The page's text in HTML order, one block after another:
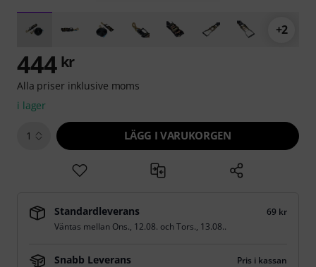
+2
444 kr
Alla priser inklusive moms
i lager
1 LÄGG I VARUKORGEN
Standardleverans
69 kr
Väntas mellan Ons., 12.08. ochTors., 13.08..
Snabb Leverans
Pris i kassan